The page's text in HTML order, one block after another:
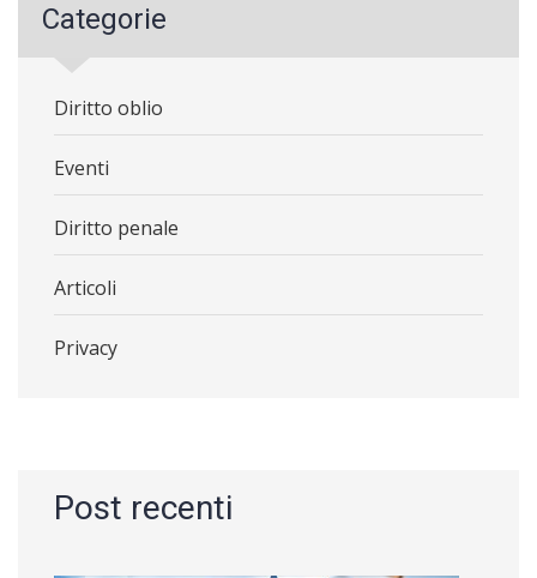
Categorie
Diritto oblio
Eventi
Diritto penale
Articoli
Privacy
Post recenti